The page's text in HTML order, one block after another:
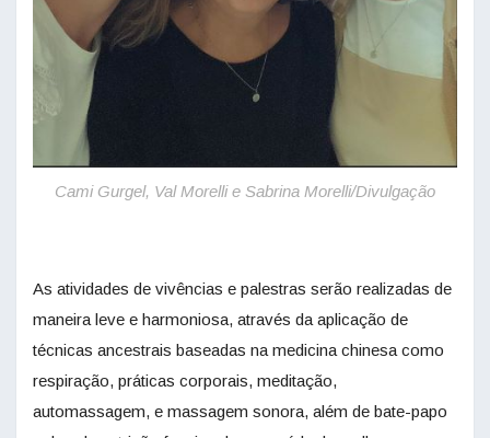
Cami Gurgel, Val Morelli e Sabrina Morelli/Divulgação
As atividades de vivências e palestras serão realizadas de
maneira leve e harmoniosa, através da aplicação de
técnicas ancestrais baseadas na medicina chinesa como
respiração, práticas corporais, meditação,
automassagem, e massagem sonora, além de bate-papo